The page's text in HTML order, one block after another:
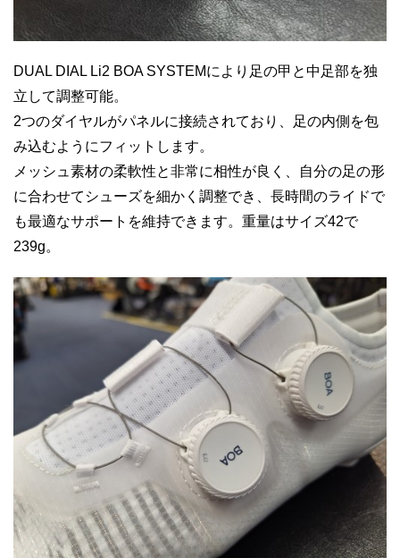
DUAL DIAL Li2 BOA SYSTEMにより足の甲と中足部を独
立して調整可能。
2つのダイヤルがパネルに接続されており、足の内側を包
み込むようにフィットします。
メッシュ素材の柔軟性と非常に相性が良く、自分の足の形
に合わせてシューズを細かく調整でき、長時間のライドで
も最適なサポートを維持できます。重量はサイズ42で
239g。